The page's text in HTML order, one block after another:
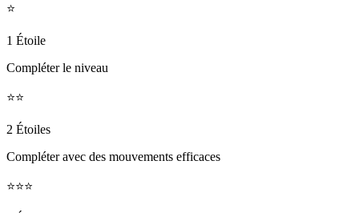
⭐
1 Étoile
Compléter le niveau
⭐⭐
2 Étoiles
Compléter avec des mouvements efficaces
⭐⭐⭐